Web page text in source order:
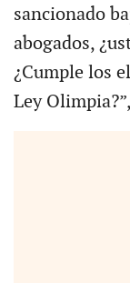
sancionado
abogados,
¿Cumple los
Ley